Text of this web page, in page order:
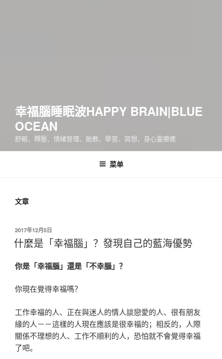
幸福腦睡眠波HAPPY BRAIN|BLUE
OCEAN
舒眠、釋壓、情緒管理、胎教、學習、冥想、身心靈療癒
菜单
文章
发
布
于
2017年12月5日
什麼是「幸福腦」？發現自己的藍海優勢
你是「幸福腦」還是「不幸腦」？
你現在覺得幸福嗎？
工作幸福的人、正在與迷人的情人談戀愛的人、很有朋友
緣的人－－這樣的人現在應該是很幸福的；相反的，人際
關係不理想的人、工作不順利的人，恐怕就不會覺得幸福
了吧。